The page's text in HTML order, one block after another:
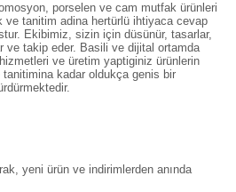
porselen ve cam mutfak ürünleri
ve tanitim adina hertürlü ihtiyaca cevap
Ekibimiz, sizin için düsünür, tasarlar,
ve takip eder. Basili ve dijital ortamda
ve üretim yaptiginiz ürünlerin
kadar oldukça genis bir
yeni ürün ve indirimlerden anında